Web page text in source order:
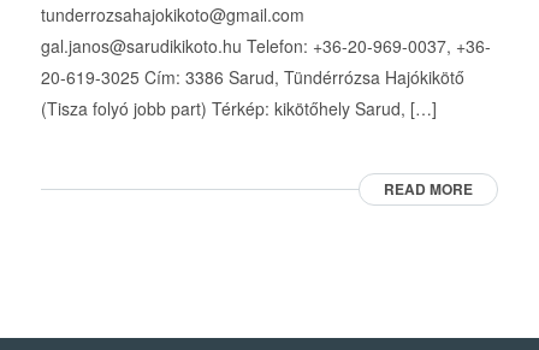
tunderrozsahajokikoto@gmail.com
gal.janos@sarudikikoto.hu Telefon: +36-20-969-0037, +36-
20-619-3025 Cím: 3386 Sarud, Tündérrózsa Hajókikötő
(Tisza folyó jobb part) Térkép: kikötőhely Sarud, […]
READ MORE